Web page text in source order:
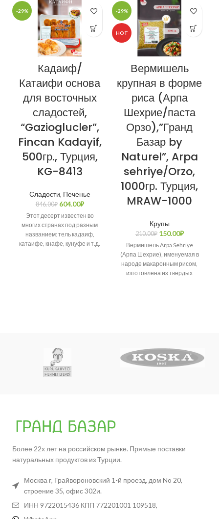
-29%
Кадаиф/
Катаифи основа
для восточных
сладостей,
“Gazioglucler”,
Fincan Kadayif,
500гр., Турция,
KG-8413
Сладости, Печенье
846.00₽ 604.00₽
Этот десерт известен во
многих странах под разным
названием: тель кадаиф,
катаифе, кнафе, кунуфе и т.д.
-29%
HOT
Вермишель
крупная в форме
риса (Арпа
Шехрие/паста
Орзо),”Гранд
Базар by
Naturel”, Arpa
sehriye/Orzo,
1000гр. Турция,
MRAW-1000
Крупы
210.00₽ 150.00₽
Вермишель Arpa Sehriye
(Арпа Шехрие), именуемая в
народе макаронным рисом,
изготовлена из твердых
Более 22х лет на российском рынке. Прямые поставки
натуральных продуктов из Турции.
Москва г, Грайвороновский 1-й проезд, дом No 20,
строение 35, офис 302и.
ИНН 9722015436 КПП 772201001 109518,